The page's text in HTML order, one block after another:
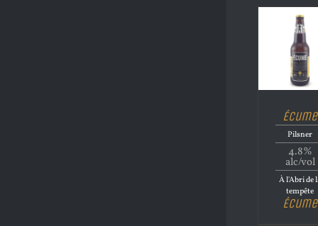
Écume
Pilsner
4.8%
alc/vol
À l'Abri de
tempête
Écume